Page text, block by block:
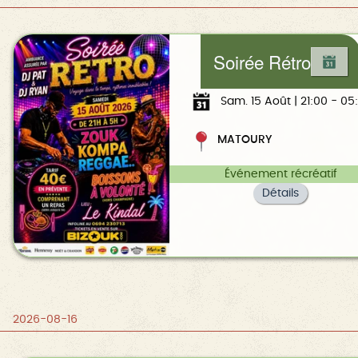
Soirée Rétro
Sam. 15 Août | 21:00 -
MATOURY
Événement récréatif
Détails
2026-08-16